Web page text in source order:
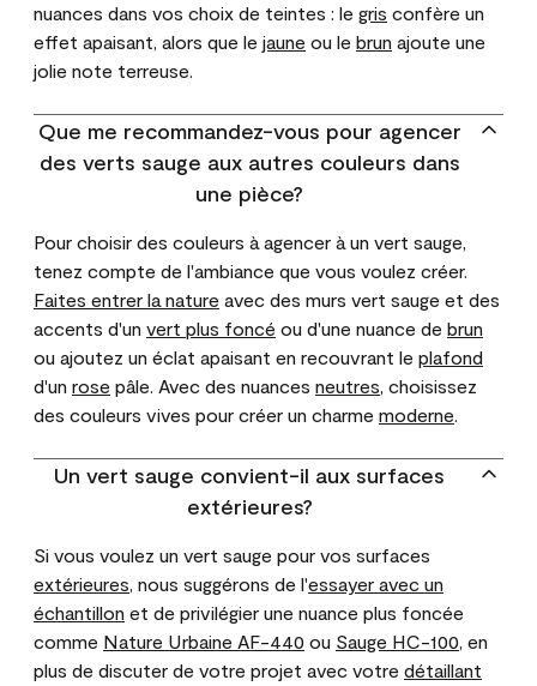
nuances dans vos choix de teintes : le gris confère un
effet apaisant, alors que le jaune ou le brun ajoute une
jolie note terreuse.
Que me recommandez-vous pour agencer
des verts sauge aux autres couleurs dans
une pièce?
Pour choisir des couleurs à agencer à un vert sauge,
tenez compte de l'ambiance que vous voulez créer.
Faites entrer la nature avec des murs vert sauge et des
accents d'un vert plus foncé ou d'une nuance de brun
ou ajoutez un éclat apaisant en recouvrant le plafond
d'un rose pâle. Avec des nuances neutres, choisissez
des couleurs vives pour créer un charme moderne.
Un vert sauge convient-il aux surfaces
extérieures?
Si vous voulez un vert sauge pour vos surfaces
extérieures, nous suggérons de l'essayer avec un
échantillon et de privilégier une nuance plus foncée
comme Nature Urbaine AF-440 ou Sauge HC-100, en
plus de discuter de votre projet avec votre détaillant